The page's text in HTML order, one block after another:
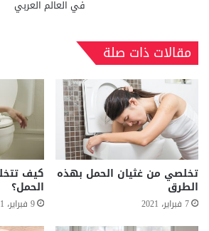
في العالم العربي
مقالات ذات صلة
تخلصي من غثيان الحمل بهذه
الطرق
7 فبراير، 2021
كيف
الحمل؟
9 فبراير، 2021